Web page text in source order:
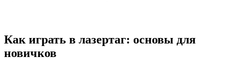
Как играть в лазертаг: основы для
новичков